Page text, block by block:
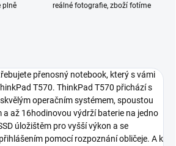
plně
reálné fotografie, zboží fotíme
přenosný notebook, který s vámi
T570. ThinkPad T570 přichází s
operačním systémem, spoustou
a až 16hodinovou výdrží baterie na jedno
úložištěm pro vyšší výkon a se
pomocí rozpoznání obličeje. A k